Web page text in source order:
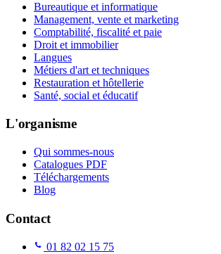
Bureautique et informatique
Management, vente et marketing
Comptabilité, fiscalité et paie
Droit et immobilier
Langues
Métiers d'art et techniques
Restauration et hôtellerie
Santé, social et éducatif
L'organisme
Qui sommes-nous
Catalogues PDF
Téléchargements
Blog
Contact
01 82 02 15 75